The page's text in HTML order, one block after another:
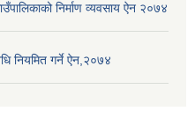
निर्माण व्यवसाय ऐन २०७४
नियमित गर्ने ऐन,२०७४